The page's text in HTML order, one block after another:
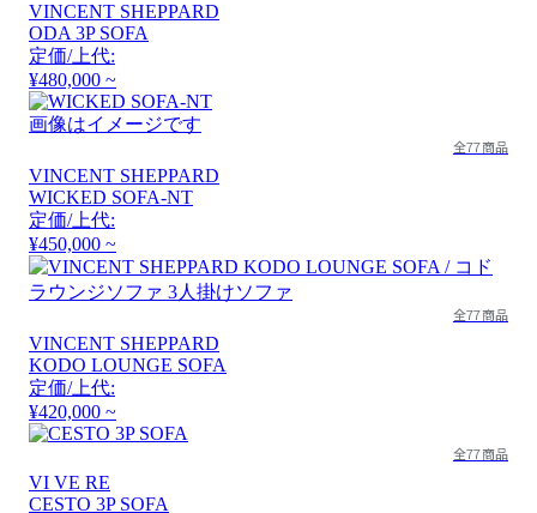
VINCENT SHEPPARD
ODA 3P SOFA
定価/上代:
¥480,000 ~
画像はイメージです
全77商品
VINCENT SHEPPARD
WICKED SOFA-NT
定価/上代:
¥450,000 ~
全77商品
VINCENT SHEPPARD
KODO LOUNGE SOFA
定価/上代:
¥420,000 ~
全77商品
VI VE RE
CESTO 3P SOFA